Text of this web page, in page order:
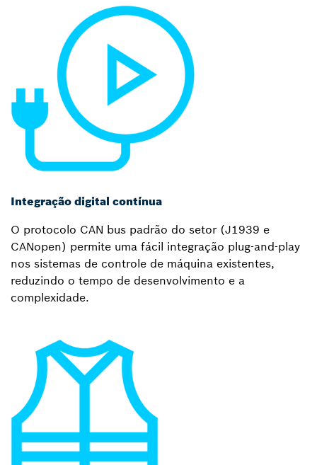
Integração digital contínua
O protocolo CAN bus padrão do setor (J1939 e
CANopen) permite uma fácil integração plug-and-play
nos sistemas de controle de máquina existentes,
reduzindo o tempo de desenvolvimento e a
complexidade.